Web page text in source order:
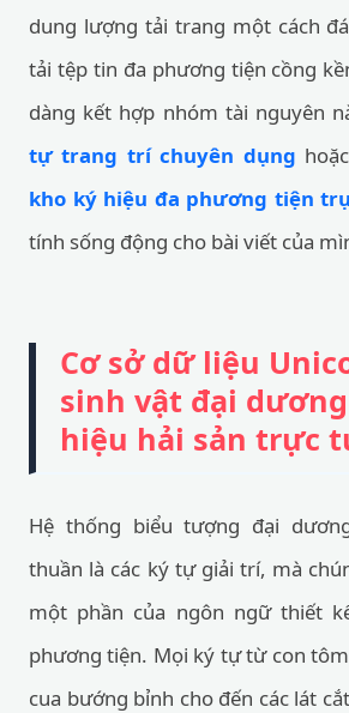
dung lượng tải trang một cách
tải tệp tin đa phương tiện cồng
dàng kết hợp nhóm tài nguyên
tự trang trí chuyên dụng
kho ký hiệu đa phương tiện
tính sống động cho bài viết của
Cơ sở dữ liệu
sinh vật đại
hiệu hải sản trực
Hệ thống biểu tượng đại
thuần là các ký tự giải trí, mà
một phần của ngôn ngữ thiết
phương tiện. Mọi ký tự từ con
cua bướng bỉnh cho đến các lát